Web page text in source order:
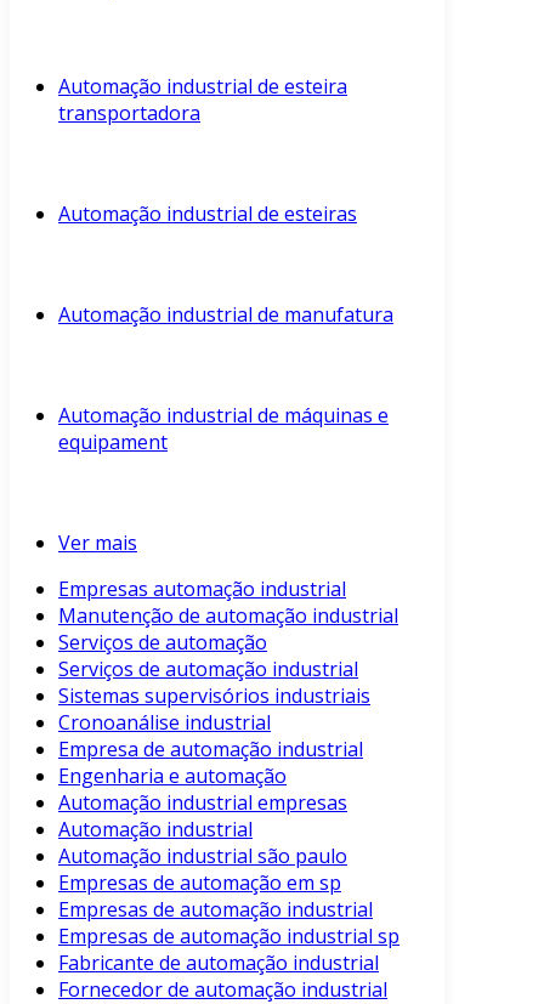
Automação industrial de esteira
transportadora
Automação industrial de esteiras
Automação industrial de manufatura
Automação industrial de máquinas e
equipament
Ver mais
Empresas automação industrial
Manutenção de automação industrial
Serviços de automação
Serviços de automação industrial
Sistemas supervisórios industriais
Cronoanálise industrial
Empresa de automação industrial
Engenharia e automação
Automação industrial empresas
Automação industrial
Automação industrial são paulo
Empresas de automação em sp
Empresas de automação industrial
Empresas de automação industrial sp
Fabricante de automação industrial
Fornecedor de automação industrial